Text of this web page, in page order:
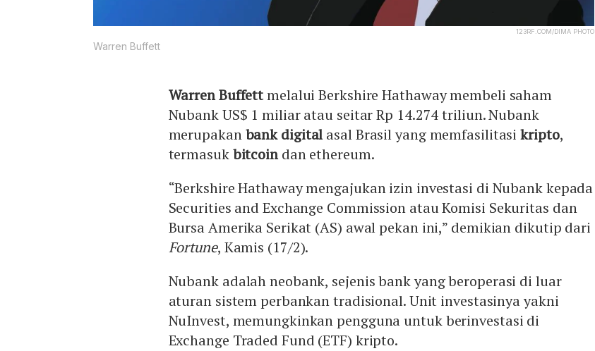
123RF.COM/DIMA PHOTO
Warren Buffett
Warren Buffettmelalui Berkshire Hathaway membeli saham
Nubank US$ 1 miliar atau seitar Rp 14.274 triliun. Nubank
merupakanbank digital asal Brasil yang memfasilitasikripto,
termasukbitcoindan ethereum.
“Berkshire Hathaway mengajukan izin investasi di Nubank kepada
Securities and Exchange Commission atau Komisi Sekuritas dan
Bursa Amerika Serikat (AS) awal pekan ini,” demikian dikutip dari
Fortune, Kamis (17/2).
Nubank adalah neobank, sejenis bank yang beroperasi di luar
aturan sistem perbankan tradisional. Unit investasinya yakni
NuInvest, memungkinkan pengguna untuk berinvestasi di
Exchange Traded Fund (ETF) kripto.